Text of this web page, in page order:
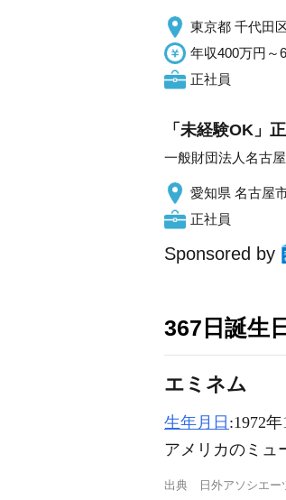
東京都 千代田
年収400万円～
正社員
「未経験OK」
一般財団法人名古
愛知県 名古屋
正社員
Sponsored by
367日誕生
エミネム
生年月日 :1972
アメリカのミュ
出典 日外アソシエー